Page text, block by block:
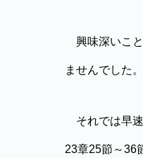
興味深いこと
ませんでした
それでは早
23章25節～36